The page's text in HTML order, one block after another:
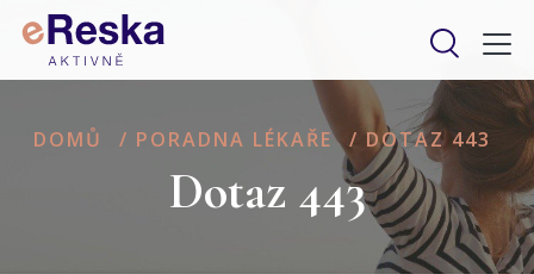
DOMŮ / PORADNA LÉKAŘE / DOTAZ 443
Dotaz 443